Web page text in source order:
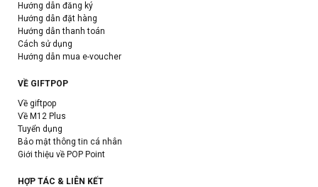
Hướng dẫn đăng ký
Hướng dẫn đặt hàng
Hướng dẫn thanh toán
Cách sử dụng
Hướng dẫn mua e-voucher
VỀ GIFTPOP
Về giftpop
Về M12 Plus
Tuyển dụng
Bảo mật thông tin cá nhân
Giới thiệu về POP Point
HỢP TÁC & LIÊN KẾT